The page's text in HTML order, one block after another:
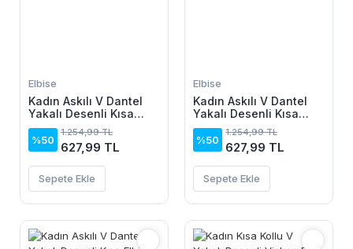
Elbise
Kadın Askılı V Dantel
Yakalı Desenli Kısa
Elbise
%50
1.254,99 TL
627,99 TL
Sepete Ekle
Elbise
Kadın Askılı V Dantel
Yakalı Desenli Kısa
Elbise
%50
1.254,99 TL
627,99 TL
Sepete Ekle